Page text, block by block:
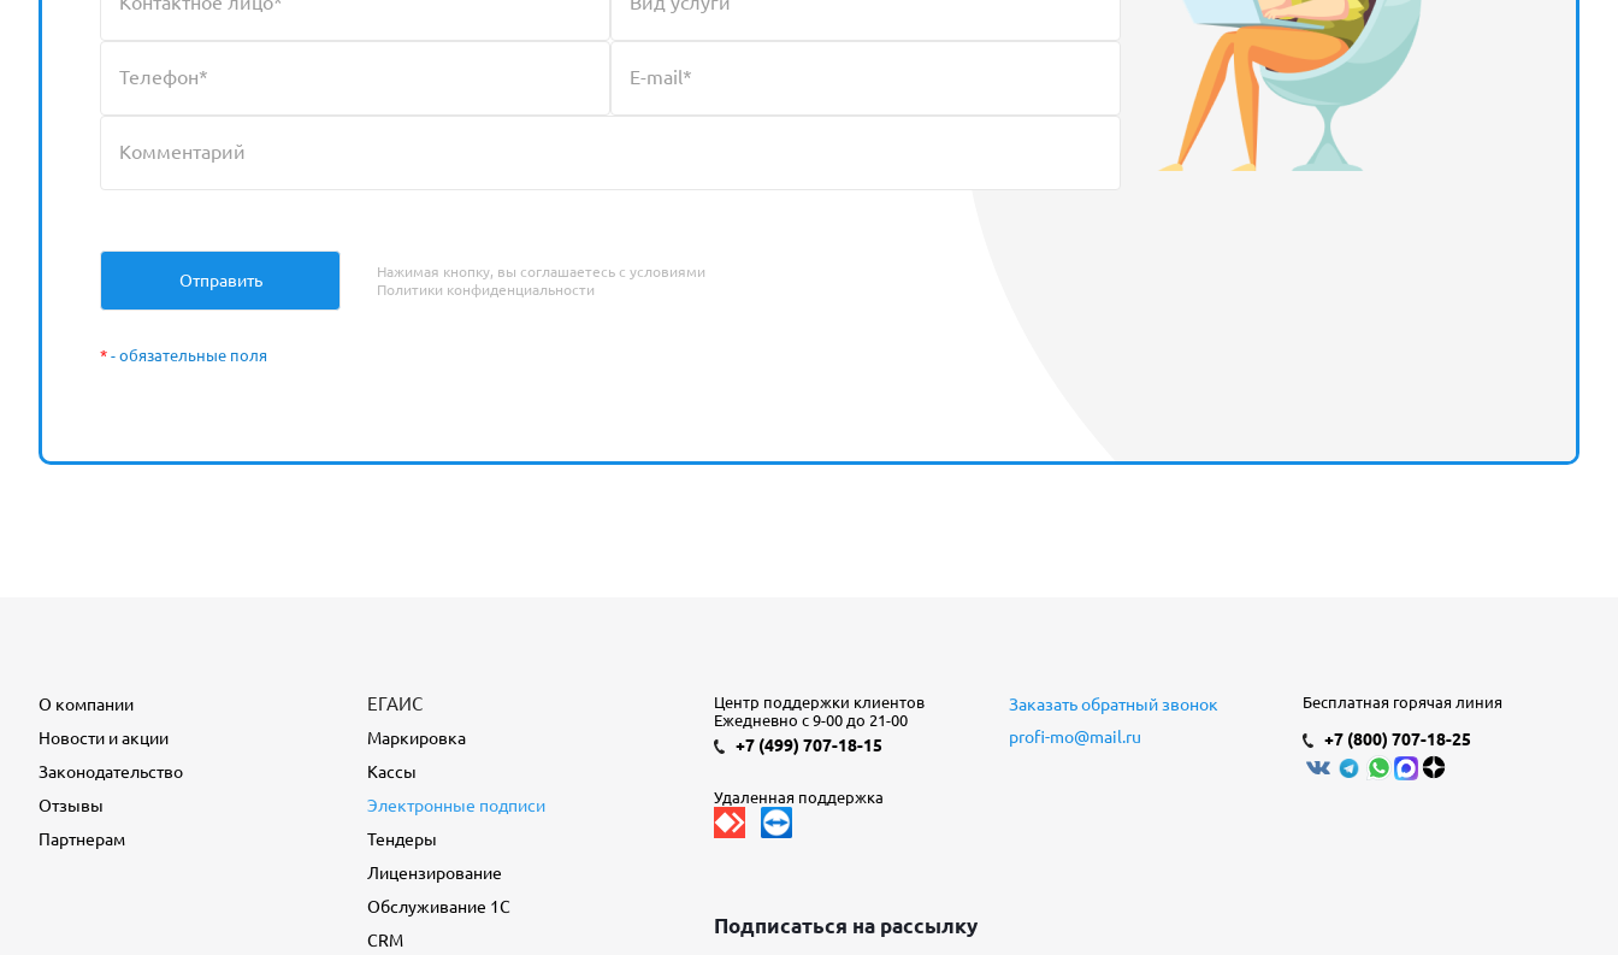
Нажимая кнопку, вы соглашаетесь с условиями
Политики конфиденциальности
* - обязательные поля
О компании
Новости и акции
Законодательство
Отзывы
Партнерам
ЕГАИС
Маркировка
Кассы
Электронные подписи
Тендеры
Лицензирование
Обслуживание 1С
CRM
Центр поддержки клиентов
Ежедневно с 9-00 до 21-00
+7 (499) 707-18-15
Удаленная поддержка
Заказать обратный звонок
profi-mo@mail.ru
Бесплатная горячая линия
+7 (800) 707-18-25
Подписаться на рассылку